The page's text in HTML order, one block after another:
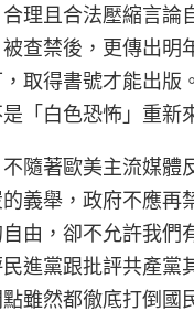
理且合法壓縮言
查禁後，更傳出
取得書號才能出
「白色恐怖」重新
隨著歐美主流媒
義舉，政府不應
由，卻不允許我
進黨跟批評共產
雖然都徹底打倒